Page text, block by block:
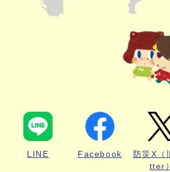
LINE Facebook
防災X（
tter）